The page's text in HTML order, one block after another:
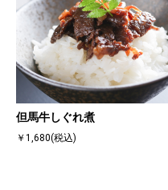
但馬牛しぐれ煮
￥1,680(税込)